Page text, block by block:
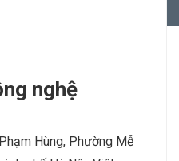
nghệ
Hùng, Phường Mễ